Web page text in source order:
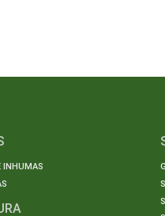
INHUMAS